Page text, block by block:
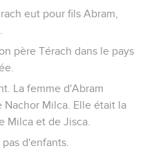
eut pour fils Abram,
père Térach dans le pays
La femme d'Abram
Nachor Milca. Elle était la
Milca et de Jisca.
d'enfants.